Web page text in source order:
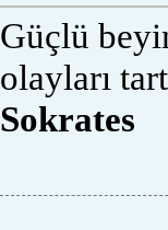
Güçlü
olayları
Sokrates